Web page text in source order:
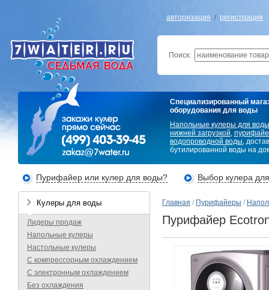
авторизация / регистрация
Поиск:
Специализированный
оборудования для воды
Напольные кулеры для воды
нижней загрузкой,
водопроводной воды,
бутилированной воды на
Пурифайер или кулер для воды? Выбор кулера
Кулеры для воды
Лидеры продаж
Напольные кулеры
Настольные кулеры
С компрессорным охлаждением
С электронным охлаждением
Без охлаждения
Главная / Пурифайеры /
Пурифайер